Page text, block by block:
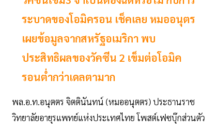
ระบาดของโอมิครอน เช็คเลย หมออนุตร
เผยข้อมูลจากสหรัฐอเมริกา พบ
ประสิทธิผลของวัคซีน 2 เข็มต่อโอมิค
รอนต่ำกว่าเดลตามาก
พล.อ.ท.อนุตตร จิตตินันทน์ (หมออนุตตร) ประธานราช
วิทยาลัยอายุรแพทย์แห่งประเทศไทย โพสต์เฟซบุ๊กส่วนตัว